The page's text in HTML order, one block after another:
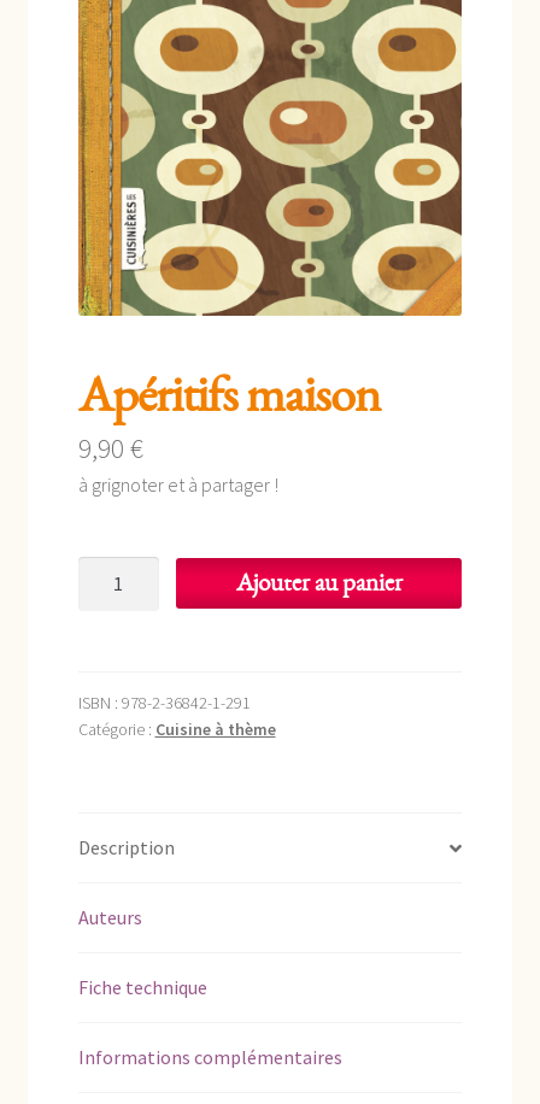
Apéritifs maison
9,90 €
à grignoter et à partager !
Ajouter au panier
ISBN : 978-2-36842-1-291
Catégorie : Cuisine à thème
Description
Auteurs
Fiche technique
Informations complémentaires